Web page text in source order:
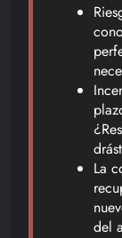
La
del